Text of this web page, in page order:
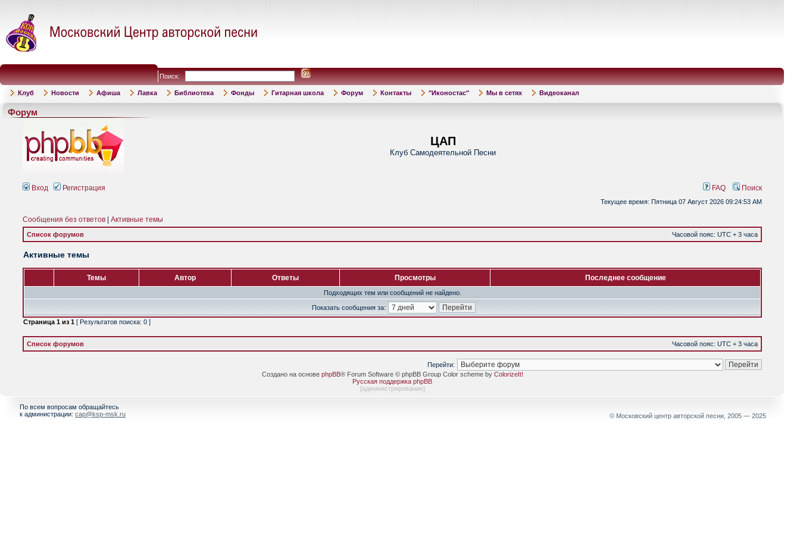
Поиск:
Клуб Новости Афиша Лавка Библиотека Фонды Гитарная школа Форум Контакты "Иконостас" Мы в сетях Видеоканал
Форум
ЦАП
Клуб Самодеятельной Песни
Вход Регистрация FAQ Поиск
Текущее время: Пятница 07 Август 2026 09:24:53 AM
Сообщения без ответов Активные темы
Список форумов Часовой пояс: UTC + 3 часа
Активные темы
Темы Автор Ответы Просмотры Последнее сообщение
Подходящих тем или сообщений не найдено.
Показать сообщения за:
Страница 1 из 1 [ Результатов поиска: 0 ]
Список форумов Часовой пояс: UTC + 3 часа
Перейти:
Создано на основе phpBB® Forum Software © phpBB Group Color scheme by ColorizeIt!
Русская поддержка phpBB
[администрирование]
По всем вопросам обращайтесь
к администрации: cap@ksp-msk.ru © Московский центр авторской песни, 2005 — 2025